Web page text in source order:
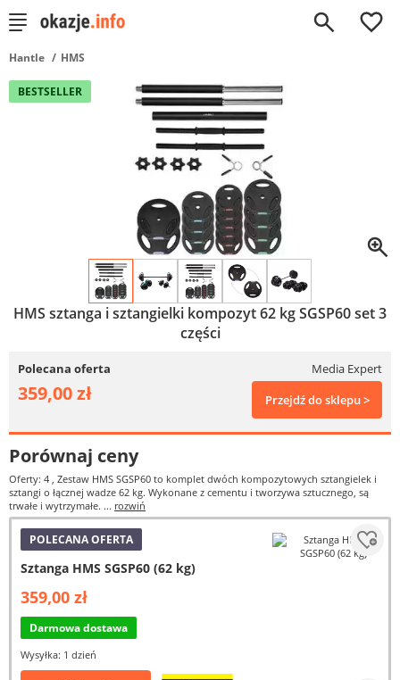
0
Hantle HMS
BESTSELLER
HMS sztanga i sztangielki kompozyt 62 kg SGSP60 set 3
części
Polecana oferta Media Expert
359,00 zł Przejdź do sklepu >
Porównaj ceny
Oferty: 4 , Zestaw HMS SGSP60 to komplet dwóch kompozytowych sztangielek i
sztangi o łącznej wadze 62 kg. Wykonane z cementu i tworzywa sztucznego, są
trwałe i wytrzymałe. ... rozwiń
POLECANA OFERTA
Sztanga HMS SGSP60 (62 kg)
359,00 zł
Darmowa dostawa
Wysyłka: 1 dzień